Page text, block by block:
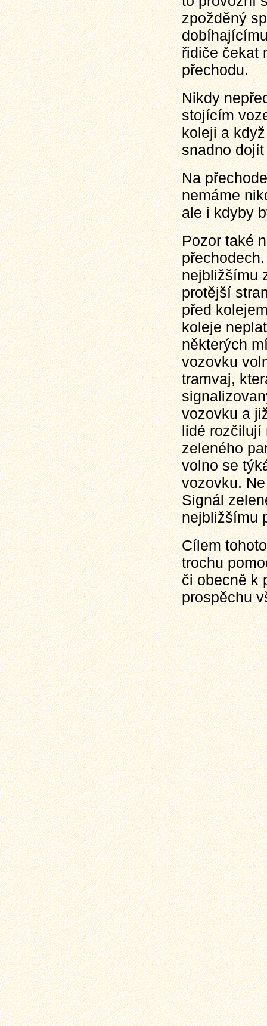
zpožděný
řidiče čekat
přechodu.
Nikdy
stojícím
koleji a
snadno
Na
nemáme
ale i kdyby
Pozor také
nejbližšímu
protější
před
koleje
některých
vozovku
tramvaj,
vozovku a
lidé rozčilují
zeleného
volno se
vozovku.
Signál
nejbližšímu
Cílem
trochu
či obecně k
prospěchu